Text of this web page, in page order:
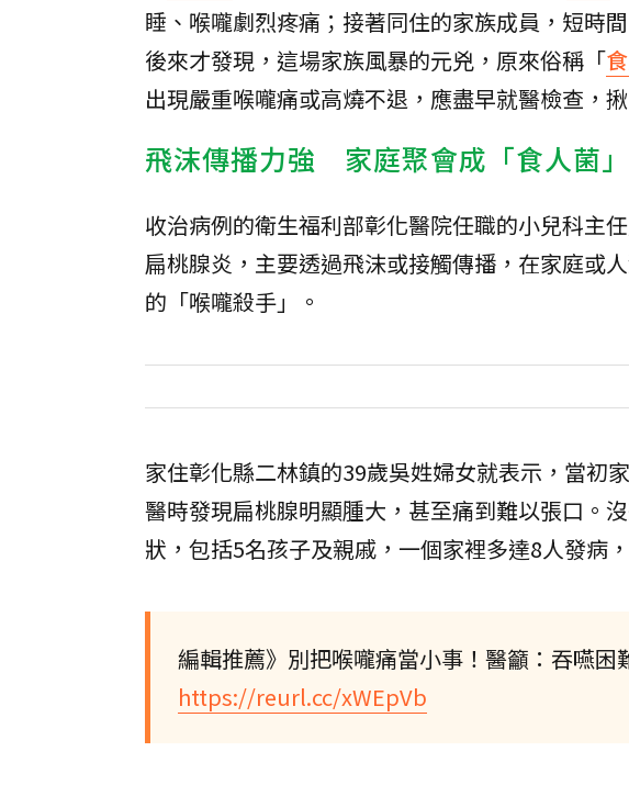
睡、喉嚨劇烈疼痛；接著同住的家族成員，短時
後來才發現，這場家族風暴的元兇，原來俗稱「
出現嚴重喉嚨痛或高燒不退，應盡早就醫檢查，
飛沫傳播力強 家庭聚會成「食人菌
收治病例的衛生福利部彰化醫院任職的小兒科主
扁桃腺炎，主要透過飛沫或接觸傳播，在家庭或
的「喉嚨殺手」。
家住彰化縣二林鎮的39歲吳姓婦女就表示，當初
醫時發現扁桃腺明顯腫大，甚至痛到難以張口。
狀，包括5名孩子及親戚，一個家裡多達8人發病
編輯推薦》別把喉嚨痛當小事！醫籲：吞嚥困
https://reurl.cc/xWEpVb